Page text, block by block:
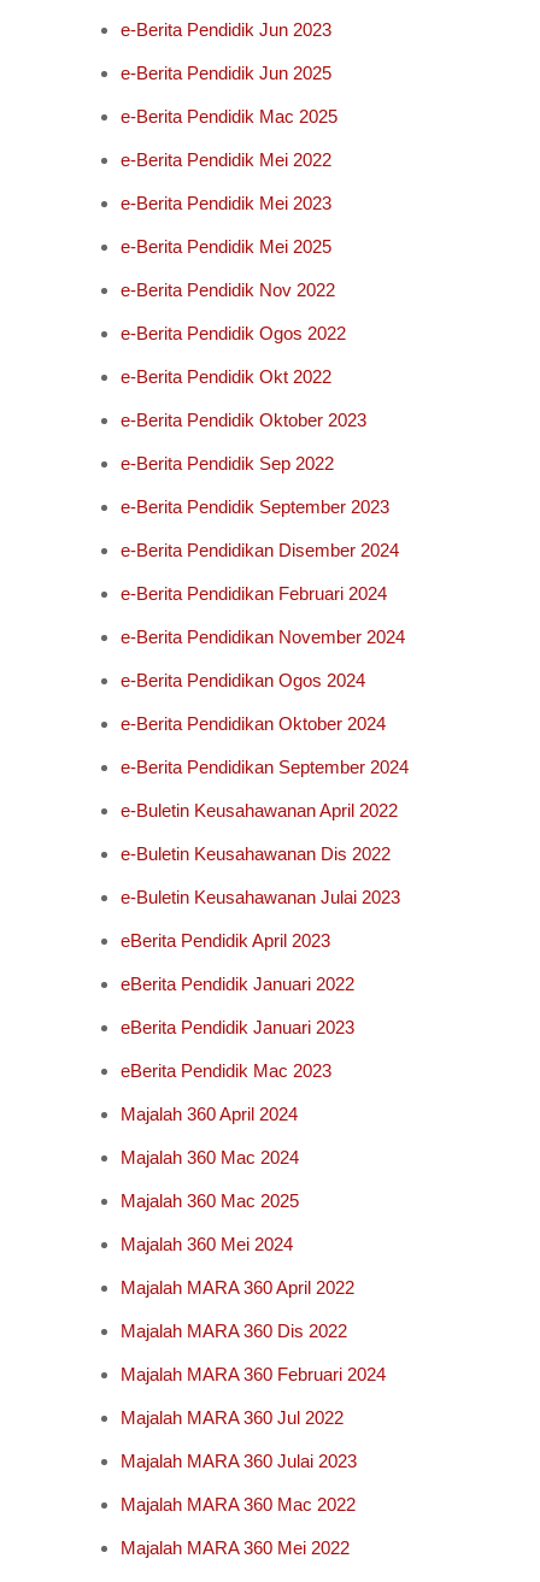
e-Berita Pendidik Jun 2023
e-Berita Pendidik Jun 2025
e-Berita Pendidik Mac 2025
e-Berita Pendidik Mei 2022
e-Berita Pendidik Mei 2023
e-Berita Pendidik Mei 2025
e-Berita Pendidik Nov 2022
e-Berita Pendidik Ogos 2022
e-Berita Pendidik Okt 2022
e-Berita Pendidik Oktober 2023
e-Berita Pendidik Sep 2022
e-Berita Pendidik September 2023
e-Berita Pendidikan Disember 2024
e-Berita Pendidikan Februari 2024
e-Berita Pendidikan November 2024
e-Berita Pendidikan Ogos 2024
e-Berita Pendidikan Oktober 2024
e-Berita Pendidikan September 2024
e-Buletin Keusahawanan April 2022
e-Buletin Keusahawanan Dis 2022
e-Buletin Keusahawanan Julai 2023
eBerita Pendidik April 2023
eBerita Pendidik Januari 2022
eBerita Pendidik Januari 2023
eBerita Pendidik Mac 2023
Majalah 360 April 2024
Majalah 360 Mac 2024
Majalah 360 Mac 2025
Majalah 360 Mei 2024
Majalah MARA 360 April 2022
Majalah MARA 360 Dis 2022
Majalah MARA 360 Februari 2024
Majalah MARA 360 Jul 2022
Majalah MARA 360 Julai 2023
Majalah MARA 360 Mac 2022
Majalah MARA 360 Mei 2022